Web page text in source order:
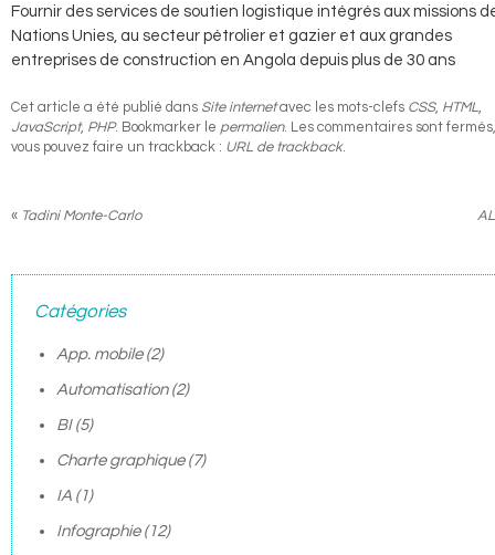
Fournir des services de soutien logistique intégrés aux missions
Nations Unies, au secteur pétrolier et gazier et aux grandes
entreprises de construction en Angola depuis plus de 30 ans
Cet article a été publié dans Site internetavec les mots-clefs CSS, HTML,
JavaScript, PHP. Bookmarker le permalien. Les commentaires sont
vous pouvez faire un trackback : URL de trackback.
« Tadini Monte-Carlo
Catégories
App. mobile(2)
Automatisation(2)
BI(5)
Charte graphique(7)
IA (1)
Infographie(12)